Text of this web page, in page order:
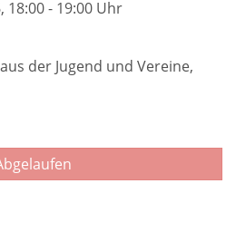
18:00 - 19:00 Uhr
der Jugend und Vereine,